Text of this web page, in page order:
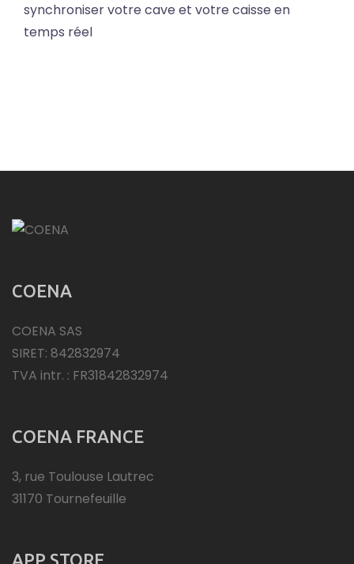
synchroniser votre cave et votre caisse en
temps réel
COENA
COENA SAS
SIRET: 842832974
TVA intr. : FR31842832974
COENA FRANCE
3, rue Toulouse Lautrec
31170 Tournefeuille
APP STORE